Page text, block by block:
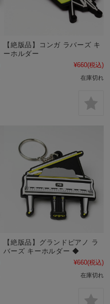
【絶版品】コンガ ラバーズ キ
ーホルダー
¥660(税込)
在庫切れ
【絶版品】グランドピアノ ラ
バーズ キーホルダー ◆
¥660(税込)
在庫切れ